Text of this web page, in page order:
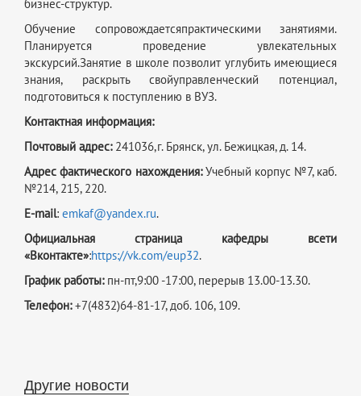
бизнес-структур.
Обучение сопровождаетсяпрактическими занятиями.
Планируется проведение увлекательных
экскурсий.Занятие в школе позволит углубить имеющиеся
знания, раскрыть свойуправленческий потенциал,
подготовиться к поступлению в ВУЗ.
Контактная информация:
Почтовый адрес: 241036,г. Брянск, ул. Бежицкая, д. 14.
Адрес фактического нахождения:Учебный корпус №7, каб.
№214, 215, 220.
E-mail: emkaf@yandex.ru.
Официальная страница кафедры всети
«Вконтакте»:https://vk.com/eup32.
График работы: пн-пт,9:00 -17:00, перерыв 13.00-13.30.
Телефон:+7(4832)64-81-17, доб. 106, 109.
Другие новости